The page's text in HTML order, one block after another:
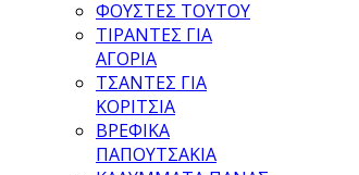
ΦΟΥΣΤΕΣ ΤΟΥΤΟΥ
ΤΙΡΑΝΤΕΣ ΓΙΑ
ΑΓΟΡΙΑ
ΤΣΑΝΤΕΣ ΓΙΑ
ΚΟΡΙΤΣΙΑ
ΒΡΕΦΙΚΑ
ΠΑΠΟΥΤΣΑΚΙΑ